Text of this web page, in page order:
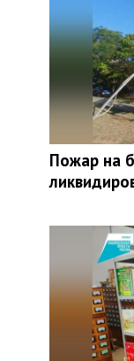
Пожар на